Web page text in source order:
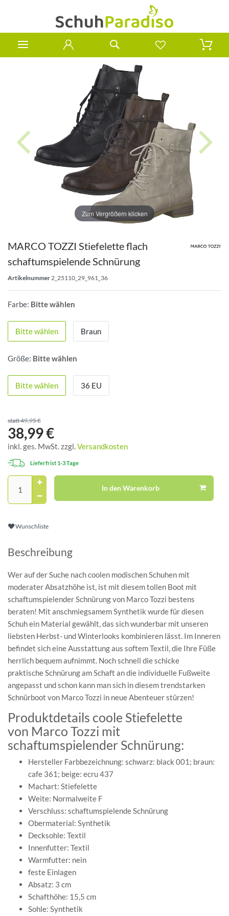
Zum Vergrößern klicken
MARCO TOZZI Stiefelette flach
schaftumspielende Schnürung
Artikelnummer 2_25110_29_961_36
Farbe: Bitte wählen
Bitte wählen Braun
Größe: Bitte wählen
Bitte wählen 36 EU
statt 49,95 €
38,99 €
inkl. ges. MwSt. zzgl.Versandkosten
Lieferfrist 1-3 Tage
In den Warenkorb
Wunschliste
Beschreibung
Wer auf der Suche nach coolen modischen Schuhen mit
moderater Absatzhöhe ist, ist mit diesem tollen Boot mit
schaftumspielender Schnürung von Marco Tozzi bestens
beraten! Mit anschmiegsamem Synthetik wurde für diesen
Schuh ein Material gewählt, das sich wunderbar mit unseren
liebsten Herbst- und Winterlooks kombinieren lässt. Im Inneren
befindet sich eine Ausstattung aus softem Textil, die Ihre Füße
herrlich bequem aufnimmt. Noch schnell die schicke
praktische Schnürung am Schaft an die individuelle Fußweite
angepasst und schon kann man sich in diesem trendstarken
Schnürboot von Marco Tozzi in neue Abenteuer stürzen!
Produktdetails coole Stiefelette
von Marco Tozzi mit
schaftumspielender Schnürung:
Hersteller Farbbezeichnung: schwarz: black 001; braun:
cafe 361; beige: ecru 437
Machart: Stiefelette
Weite: Normalweite F
Verschluss: schaftumspielende Schnürung
Obermaterial: Synthetik
Decksohle: Textil
Innenfutter: Textil
Warmfutter: nein
feste Einlagen
Absatz: 3 cm
Schafthöhe: 15,5 cm
Sohle: Synthetik